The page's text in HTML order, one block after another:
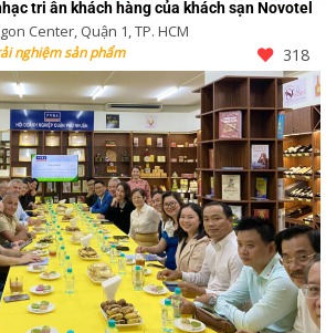
tri ân khách hàng của khách sạn Novotel
Center, Quận 1, TP. HCM
nghiệm sản phẩm 318